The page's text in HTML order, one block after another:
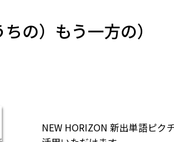
の）もう一方の）
NEW HORIZON 新出単語ピク